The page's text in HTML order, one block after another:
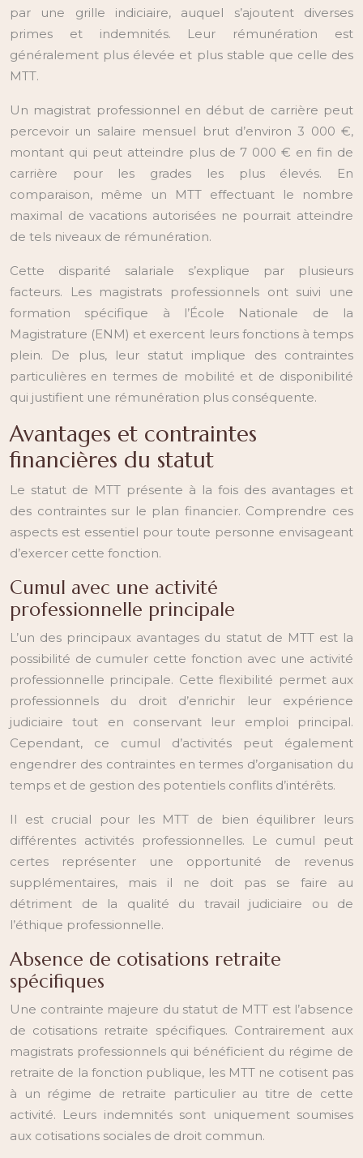
par une grille indiciaire, auquel s’ajoutent diverses
primes et indemnités. Leur rémunération est
généralement plus élevée et plus stable que celle des
MTT.
Un magistrat professionnel en début de carrière peut
percevoir un salaire mensuel brut d’environ 3 000 €,
montant qui peut atteindre plus de 7 000 € en fin de
carrière pour les grades les plus élevés. En
comparaison, même un MTT effectuant le nombre
maximal de vacations autorisées ne pourrait atteindre
de tels niveaux de rémunération.
Cette disparité salariale s’explique par plusieurs
facteurs. Les magistrats professionnels ont suivi une
formation spécifique à l’École Nationale de la
Magistrature (ENM) et exercent leurs fonctions à temps
plein. De plus, leur statut implique des contraintes
particulières en termes de mobilité et de disponibilité
qui justifient une rémunération plus conséquente.
Avantages et contraintes
financières du statut
Le statut de MTT présente à la fois des avantages et
des contraintes sur le plan financier. Comprendre ces
aspects est essentiel pour toute personne envisageant
d’exercer cette fonction.
Cumul avec une activité
professionnelle principale
L’un des principaux avantages du statut de MTT est la
possibilité de cumuler cette fonction avec une activité
professionnelle principale. Cette flexibilité permet aux
professionnels du droit d’enrichir leur expérience
judiciaire tout en conservant leur emploi principal.
Cependant, ce cumul d’activités peut également
engendrer des contraintes en termes d’organisation du
temps et de gestion des potentiels conflits d’intérêts.
Il est crucial pour les MTT de bien équilibrer leurs
différentes activités professionnelles. Le cumul peut
certes représenter une opportunité de revenus
supplémentaires, mais il ne doit pas se faire au
détriment de la qualité du travail judiciaire ou de
l’éthique professionnelle.
Absence de cotisations retraite
spécifiques
Une contrainte majeure du statut de MTT est l’absence
de cotisations retraite spécifiques. Contrairement aux
magistrats professionnels qui bénéficient du régime de
retraite de la fonction publique, les MTT ne cotisent pas
à un régime de retraite particulier au titre de cette
activité. Leurs indemnités sont uniquement soumises
aux cotisations sociales de droit commun.